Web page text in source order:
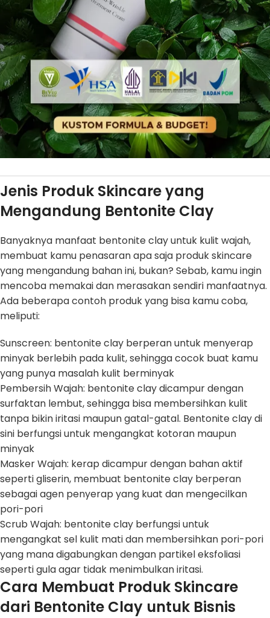
Jenis Produk Skincare yang
Mengandung Bentonite Clay
Banyaknya manfaat bentonite clay untuk kulit wajah,
membuat kamu penasaran apa saja produk skincare
yang mengandung bahan ini, bukan? Sebab, kamu ingin
mencoba memakai dan merasakan sendiri manfaatnya.
Ada beberapa contoh produk yang bisa kamu coba,
meliputi:
Sunscreen: bentonite clay berperan untuk menyerap
minyak berlebih pada kulit, sehingga cocok buat kamu
yang punya masalah kulit berminyak
Pembersih Wajah: bentonite clay dicampur dengan
surfaktan lembut, sehingga bisa membersihkan kulit
tanpa bikin iritasi maupun gatal-gatal. Bentonite clay di
sini berfungsi untuk mengangkat kotoran maupun
minyak
Masker Wajah: kerap dicampur dengan bahan aktif
seperti gliserin, membuat bentonite clay berperan
sebagai agen penyerap yang kuat dan mengecilkan
pori-pori
Scrub Wajah: bentonite clay berfungsi untuk
mengangkat sel kulit mati dan membersihkan pori-pori
yang mana digabungkan dengan partikel eksfoliasi
seperti gula agar tidak menimbulkan iritasi.
Cara Membuat Produk Skincare
dari Bentonite Clay untuk Bisnis